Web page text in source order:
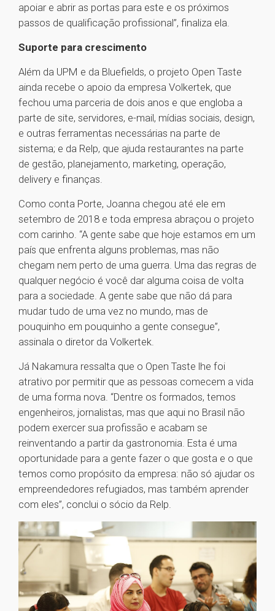
apoiar e abrir as portas para este e os próximos
passos de qualificação profissional”, finaliza ela.
Suporte para crescimento
Além da UPM e da Bluefields, o projeto Open Taste
ainda recebe o apoio da empresa Volkertek, que
fechou uma parceria de dois anos e que engloba a
parte de site, servidores, e-mail, mídias sociais, design,
e outras ferramentas necessárias na parte de
sistema; e da Relp, que ajuda restaurantes na parte
de gestão, planejamento, marketing, operação,
delivery e finanças.
Como conta Porte, Joanna chegou até ele em
setembro de 2018 e toda empresa abraçou o projeto
com carinho. “A gente sabe que hoje estamos em um
país que enfrenta alguns problemas, mas não
chegam nem perto de uma guerra. Uma das regras de
qualquer negócio é você dar alguma coisa de volta
para a sociedade. A gente sabe que não dá para
mudar tudo de uma vez no mundo, mas de
pouquinho em pouquinho a gente consegue”,
assinala o diretor da Volkertek.
Já Nakamura ressalta que o Open Taste lhe foi
atrativo por permitir que as pessoas comecem a vida
de uma forma nova. “Dentre os formados, temos
engenheiros, jornalistas, mas que aqui no Brasil não
podem exercer sua profissão e acabam se
reinventando a partir da gastronomia. Esta é uma
oportunidade para a gente fazer o que gosta e o que
temos como propósito da empresa: não só ajudar os
empreendedores refugiados, mas também aprender
com eles”, conclui o sócio da Relp.